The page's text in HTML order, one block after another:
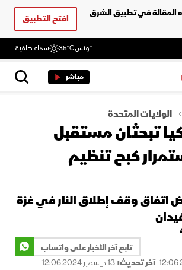
المقالة في تطبيق الشرق
افتح التطبيق
تونس35°C سماء صافية
مباشر
الولايات المتحدة
تبحثان مستقبل
كبح تنظيم
اتفاق وقف إطلاق النار في غزة
تابع آخر الأخبار على واتساب
آخر تحديث:13 ديسمبر 2024 12:06